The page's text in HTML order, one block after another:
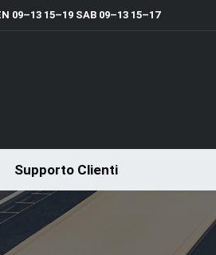
09–13 15–19 SAB 09–13 15–17
Supporto Clienti